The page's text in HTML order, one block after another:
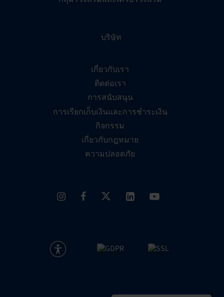
บริษัท
เกี่ยวกับเรา
ติดต่อเรา
การสนับสนุน
การเรียกเก็บเงินและการชำระเงิน
กิจกรรม
เกี่ยวกับกฎหมาย
ความปลอดภัย